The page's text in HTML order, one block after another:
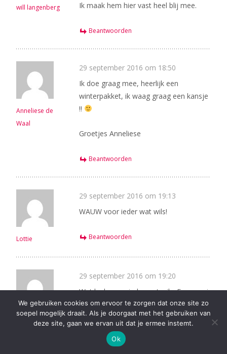
will langenberg
Ik maak hem hier vast heel blij mee.
Beantwoorden
Anneliese de
Waal
29 september 2016 om 18:50
Ik doe graag mee, heerlijk een
winterpakket, ik waag graag een kansje
!!
Groetjes Anneliese
Beantwoorden
Lottie
29 september 2016 om 19:13
WAUW voor ieder wat wils!
Beantwoorden
Nynke Boer
29 september 2016 om 19:20
Wat leuk, voor ieder wat wils. Een mooi
verhaaltje bij een lekkere barbecue.
Beantwoorden
We gebruiken cookies om ervoor te zorgen dat onze site zo
soepel mogelijk draait. Als je doorgaat met het gebruiken van
deze site, gaan we ervan uit dat je ermee instemt.
Ok